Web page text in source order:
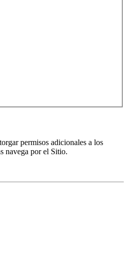
permisos adicionales a los
navega por el Sitio.